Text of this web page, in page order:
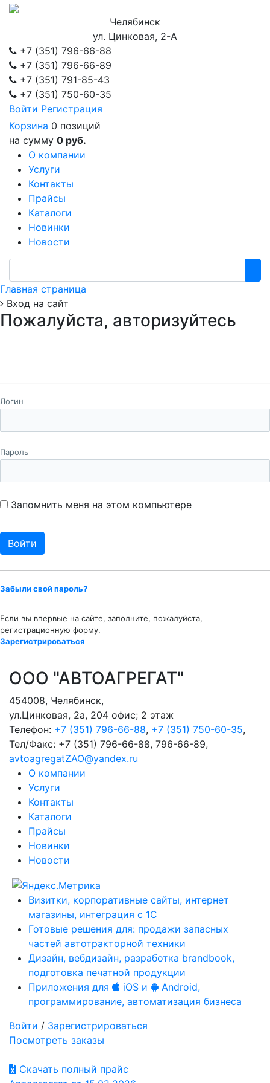
Челябинск
ул. Цинковая, 2-А
+7 (351) 796-66-88
+7 (351) 796-66-89
+7 (351) 791-85-43
+7 (351) 750-60-35
Войти Регистрация
Корзина 0 позиций
на сумму 0 руб.
О компании
Услуги
Контакты
Прайсы
Каталоги
Новинки
Новости
Главная страница
Вход на сайт
Пожалуйста, авторизуйтесь
Логин
Пароль
Запомнить меня на этом компьютере
Забыли свой пароль?
Если вы впервые на сайте, заполните, пожалуйста,
регистрационную форму.
Зарегистрироваться
ООО "АВТОАГРЕГАТ"
454008, Челябинск,
ул.Цинковая, 2а, 204 офис; 2 этаж
Телефон: +7 (351) 796-66-88, +7 (351) 750-60-35,
Тел/Факс: +7 (351) 796-66-88, 796-66-89,
avtoagregatZAO@yandex.ru
О компании
Услуги
Контакты
Каталоги
Прайсы
Новинки
Новости
Визитки, корпоративные сайты, интернет
магазины, интеграция с 1С
Готовые решения для: продажи запасных
частей автотракторной техники
Дизайн, вебдизайн, разработка brandbook,
подготовка печатной продукции
Приложения для
iOS и
Android,
программирование, автоматизация бизнеса
Войти / Зарегистрироваться
Посмотреть заказы
Скачать полный прайс